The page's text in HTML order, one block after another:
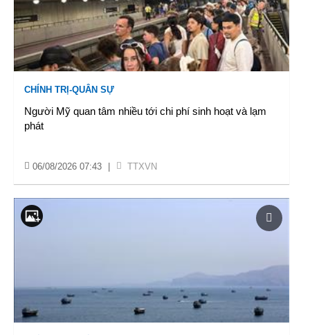
CHÍNH TRỊ-QUÂN SỰ
Người Mỹ quan tâm nhiều tới chi phí sinh hoạt và lạm
phát
06/08/2026 07:43 TTXVN